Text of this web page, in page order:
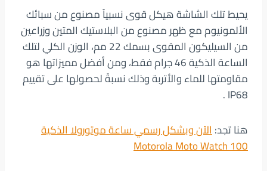
يحيط تلك الشاشة هيكل قوى نسبياً مصنوع من سبائك
الألمونيوم مع ظهر مصنوع من البلاستيك المتين وزراعين
من السيليكون المقوى بسمك 22 مم، الوزن الكلي لتلك
الساعة الذكية 46 جرام فقط، ومن أفضل مميزاتها هو
مقاومتها للماء والأتربة وذلك نسبةً لحصولها على تقييم
IP68 .
هنا تجد:الآن وبشكل رسمي ساعة موتورولا الذكية
Motorola Moto Watch 100